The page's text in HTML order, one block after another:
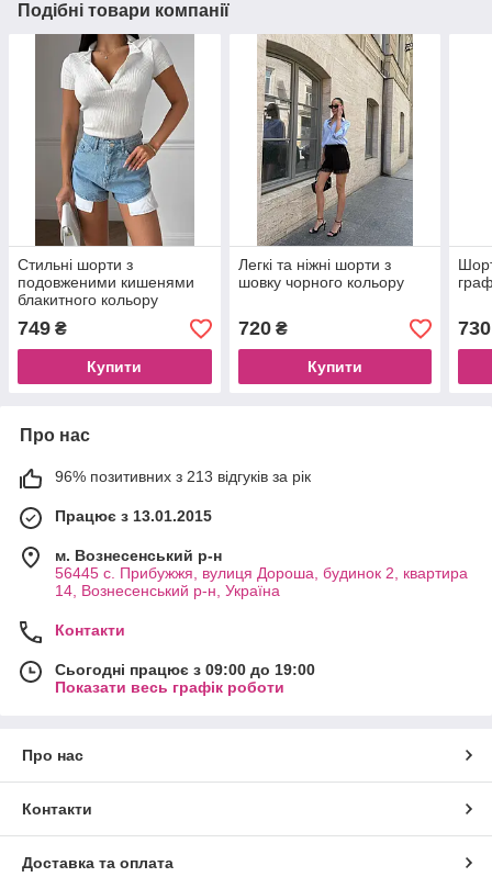
Подібні товари компанії
Стильні шорти з
подовженими кишенями
блакитного кольору
749 ₴
Купити
Легкі та ніжні шорти з
шовку чорного кольору
720₴
Купити
730
Про нас
96% позитивних з 213 відгуків за рік
Працює з 13.01.2015
м. Вознесенський р-н
56445 с. Прибужжя, вулиця Дороша, будинок 2, квартира
14, Вознесенський р-н, Україна
Контакти
Сьогодні працює з 09:00 до 19:00
Показати весь графік роботи
Про нас
Контакти
Доставка та оплата